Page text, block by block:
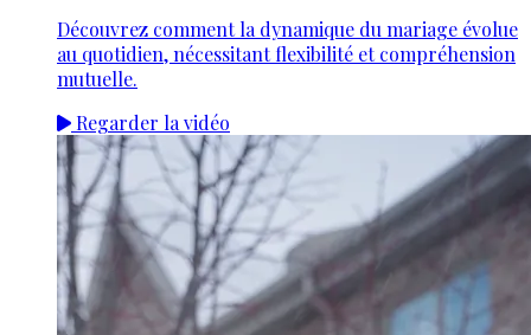
Découvrez comment la dynamique du mariage évolue
au quotidien, nécessitant flexibilité et compréhension
mutuelle.
Regarder la vidéo